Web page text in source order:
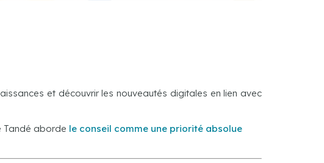
et découvrir les nouveautés digitales en lien avec
Tandé aborde le conseil comme une priorité absolue